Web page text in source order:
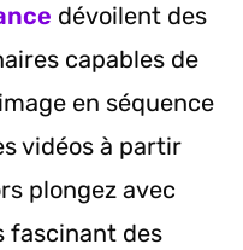
dévoilent des
capables de
en séquence
vidéos à partir
plongez avec
fascinant des